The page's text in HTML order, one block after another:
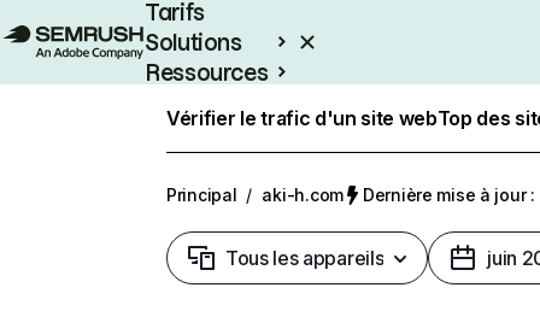
Tarifs
Solutions
Ressources
Vérifier le trafic d'un site webTop des
Principal / aki-h.com Dernière mise à jour
Tous les appareils juin